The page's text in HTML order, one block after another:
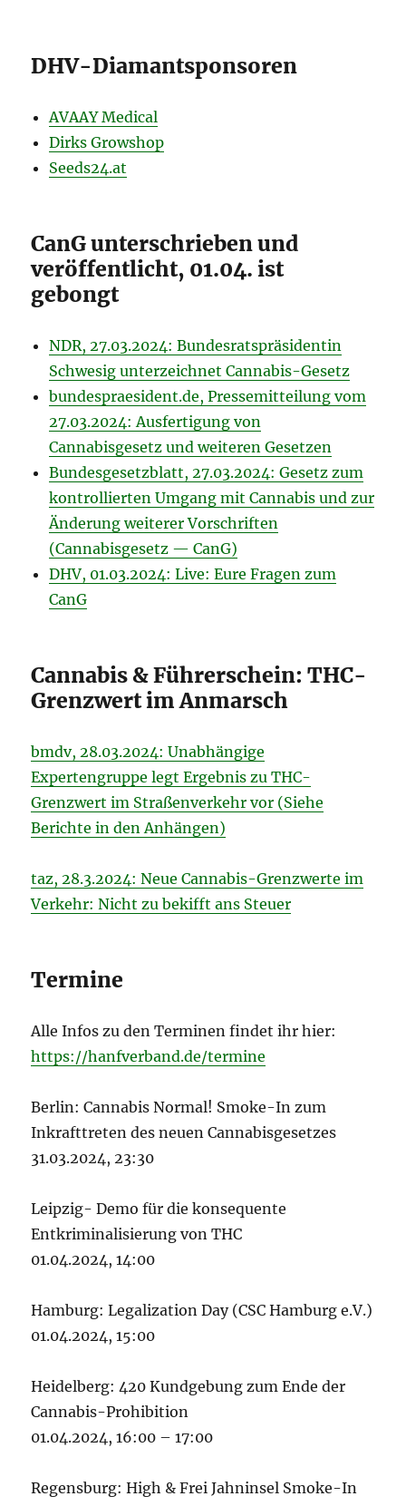
DHV-Diamantsponsoren
AVAAY Medical
Dirks Growshop
Seeds24.at
CanG unterschrieben und
veröffentlicht, 01.04. ist
gebongt
NDR, 27.03.2024: Bundesratspräsidentin
Schwesig unterzeichnet Cannabis-Gesetz
bundespraesident.de, Pressemitteilung vom
27.03.2024: Ausfertigung von
Cannabisgesetz und weiteren Gesetzen
Bundesgesetzblatt, 27.03.2024: Gesetz zum
kontrollierten Umgang mit Cannabis und zur
Änderung weiterer Vorschriften
(Cannabisgesetz — CanG)
DHV, 01.03.2024: Live: Eure Fragen zum
CanG
Cannabis & Führerschein: THC-
Grenzwert im Anmarsch
bmdv, 28.03.2024: Unabhängige
Expertengruppe legt Ergebnis zu THC-
Grenzwert im Straßenverkehr vor (Siehe
Berichte in den Anhängen)
taz, 28.3.2024: Neue Cannabis-Grenzwerte im
Verkehr: Nicht zu bekifft ans Steuer
Termine
Alle Infos zu den Terminen findet ihr hier:
https://hanfverband.de/termine
Berlin: Cannabis Normal! Smoke-In zum
Inkrafttreten des neuen Cannabisgesetzes
31.03.2024, 23:30
Leipzig- Demo für die konsequente
Entkriminalisierung von THC
01.04.2024, 14:00
Hamburg: Legalization Day (CSC Hamburg e.V.)
01.04.2024, 15:00
Heidelberg: 420 Kundgebung zum Ende der
Cannabis-Prohibition
01.04.2024, 16:00 – 17:00
Regensburg: High & Frei Jahninsel Smoke-In